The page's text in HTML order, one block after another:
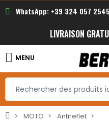
WhatsApp: +39 324 057 2545
LIVRAISON
MENU
MOTO
Antireflet